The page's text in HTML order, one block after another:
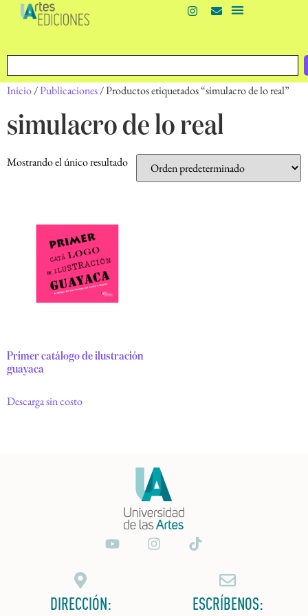
Inicio/Publicaciones/ Productos etiquetados “simulacro de lo real”
simulacro de lo real
Mostrando el único resultado
Primer catálogo de ilustración
guayaca
Descarga sin costo
DIRECCIÓN: ESCRÍBENOS: